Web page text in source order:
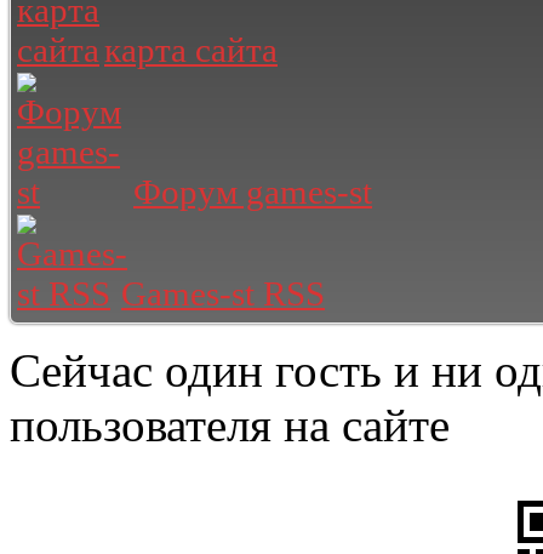
карта сайта
Форум games-st
Games-st RSS
Сейчас один гость и ни
пользователя на сайте